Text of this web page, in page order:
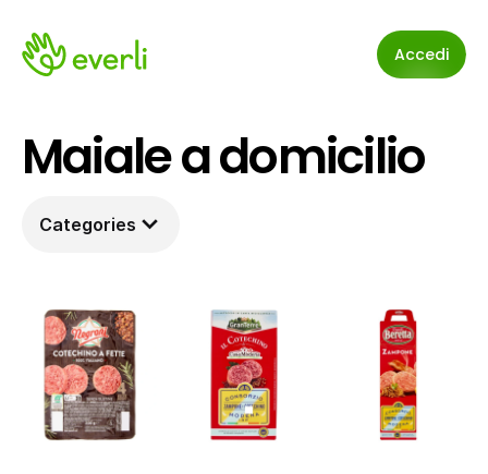
Accedi
Maiale a domicilio
Categories